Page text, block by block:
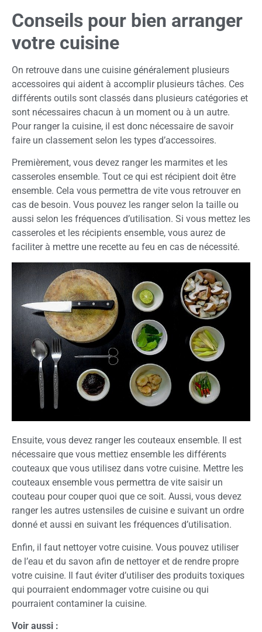
Conseils pour bien arranger
votre cuisine
On retrouve dans une cuisine généralement plusieurs
accessoires qui aident à accomplir plusieurs tâches. Ces
différents outils sont classés dans plusieurs catégories et
sont nécessaires chacun à un moment ou à un autre.
Pour ranger la cuisine, il est donc nécessaire de savoir
faire un classement selon les types d’accessoires.
Premièrement, vous devez ranger les marmites et les
casseroles ensemble. Tout ce qui est récipient doit être
ensemble. Cela vous permettra de vite vous retrouver en
cas de besoin. Vous pouvez les ranger selon la taille ou
aussi selon les fréquences d’utilisation. Si vous mettez les
casseroles et les récipients ensemble, vous aurez de
faciliter à mettre une recette au feu en cas de nécessité.
Ensuite, vous devez ranger les couteaux ensemble. Il est
nécessaire que vous mettiez ensemble les différents
couteaux que vous utilisez dans votre cuisine. Mettre les
couteaux ensemble vous permettra de vite saisir un
couteau pour couper quoi que ce soit. Aussi, vous devez
ranger les autres ustensiles de cuisine e suivant un ordre
donné et aussi en suivant les fréquences d’utilisation.
Enfin, il faut nettoyer votre cuisine. Vous pouvez utiliser
de l’eau et du savon afin de nettoyer et de rendre propre
votre cuisine. Il faut éviter d’utiliser des produits toxiques
qui pourraient endommager votre cuisine ou qui
pourraient contaminer la cuisine.
Voir aussi :